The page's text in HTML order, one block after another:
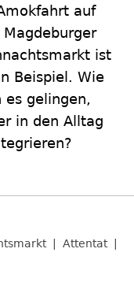
auf
Magdeburger
ist
Beispiel. Wie
es gelingen,
in den Alltag
Attentat